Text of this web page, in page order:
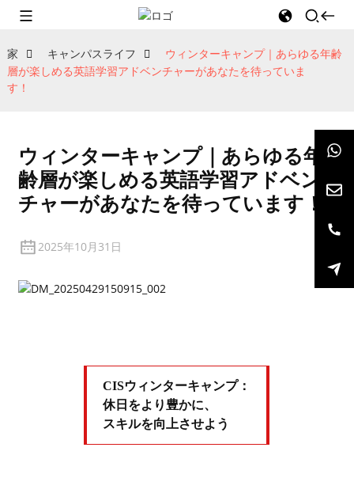
家 キャンパスライフ
ウィンターキャンプ｜あらゆる年齢
層が楽しめる英語学習アドベンチャーがあなたを待っていま
す！
ウィンターキャンプ｜あらゆる年
齢層が楽しめる英語学習アドベン
チャーがあなたを待っています！
2025年10月31日
CISウィンターキャンプ：
休日をより豊かに、
スキルを向上させよう